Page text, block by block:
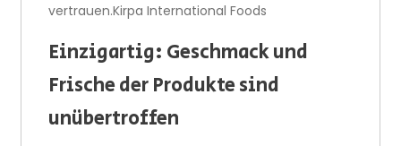
vertrauen.Kirpa International Foods
Einzigartig: Geschmack und
Frische der Produkte sind
unübertroffen